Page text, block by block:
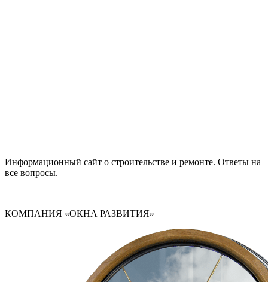
Информационный сайт о строительстве и ремонте. Ответы на
все вопросы.
КОМПАНИЯ «ОКНА РАЗВИТИЯ»